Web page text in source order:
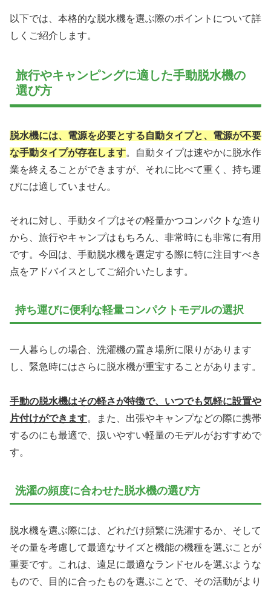
以下では、本格的な脱水機を選ぶ際のポイントについて詳
しくご紹介します。
旅行やキャンピングに適した手動脱水機の
選び方
脱水機には、電源を必要とする自動タイプと、電源が不要
な手動タイプが存在します。自動タイプは速やかに脱水作
業を終えることができますが、それに比べて重く、持ち運
びには適していません。
それに対し、手動タイプはその軽量かつコンパクトな造り
から、旅行やキャンプはもちろん、非常時にも非常に有用
です。今回は、手動脱水機を選定する際に特に注目すべき
点をアドバイスとしてご紹介いたします。
持ち運びに便利な軽量コンパクトモデルの選択
一人暮らしの場合、洗濯機の置き場所に限りがあります
し、緊急時にはさらに脱水機が重宝することがあります。
手動の脱水機はその軽さが特徴で、いつでも気軽に設置や
片付けができます。また、出張やキャンプなどの際に携帯
するのにも最適で、扱いやすい軽量のモデルがおすすめで
す。
洗濯の頻度に合わせた脱水機の選び方
脱水機を選ぶ際には、どれだけ頻繁に洗濯するか、そして
その量を考慮して最適なサイズと機能の機種を選ぶことが
重要です。これは、遠足に最適なランドセルを選ぶような
もので、目的に合ったものを選ぶことで、その活動がより